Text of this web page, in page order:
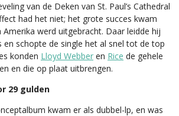
van de Deken van St. Paul’s Cathedral
had het niet; het grote succes kwam
werd uitgebracht. Daar leidde hij
en schopte de single het al snel tot de top
konden Lloyd Webber en Rice de gehele
en die op plaat uitbrengen.
29 gulden
kwam er als dubbel-lp, en was